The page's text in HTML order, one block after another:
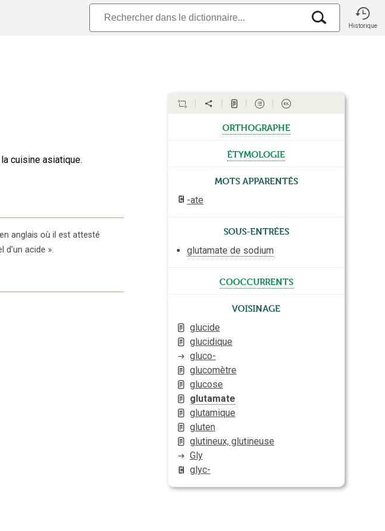
Historique
cuisine asiatique.
anglais où il est attesté
d’un acide ».
orthographe
étymologie
Mots apparentés
-ate
Sous-entrées
glutamate de sodium
cooccurrents
Voisinage
glucide
glucidique
gluco-
glucomètre
glucose
glutamate
glutamique
gluten
glutineux, glutineuse
Gly
glyc-